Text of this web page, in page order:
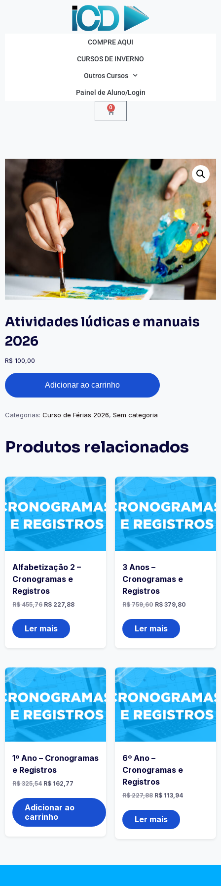
COMPRE AQUI
CURSOS DE INVERNO
Outros Cursos
Painel de Aluno/Login
0
Atividades lúdicas e manuais
2026
R$ 100,00
Adicionar ao carrinho
Categorias: Curso de Férias 2026, Sem categoria
Produtos relacionados
Alfabetização 2 –
Cronogramas e
Registros
R$455,76 R$ 227,88
Ler mais
3 Anos –
Cronogramas e
Registros
R$759,60 R$379,80
Ler mais
1º Ano – Cronogramas
e Registros
R$325,54 R$ 162,77
Adicionar ao
carrinho
6º Ano –
Cronogramas e
Registros
R$227,88 R$113,94
Ler mais